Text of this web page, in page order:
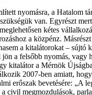
nyomásra, a Hatalom
van. Egyrészt
kétes
a közpénz.
a kitalátorokat – sújtó
a felsőbb nyomás, vagy
kitalátor a Mérnök
2007-ben amiatt,
erőszak bevetésére: „A
civil megmozdulások,